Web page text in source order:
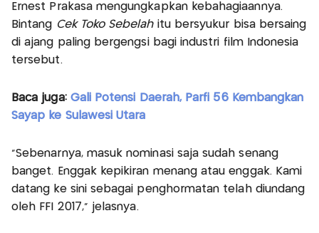
Ernest Prakasa mengungkapkan kebahagiaannya.
Bintang Cek Toko Sebelahitu bersyukur bisa bersaing
di ajang paling bergengsi bagi industri film Indonesia
tersebut.
Baca juga: Gali Potensi Daerah, Parfi 56 Kembangkan
Sayap ke Sulawesi Utara
"Sebenarnya, masuk nominasi saja sudah senang
banget. Enggak kepikiran menang atau enggak. Kami
datang ke sini sebagai penghormatan telah diundang
oleh FFI 2017," jelasnya.